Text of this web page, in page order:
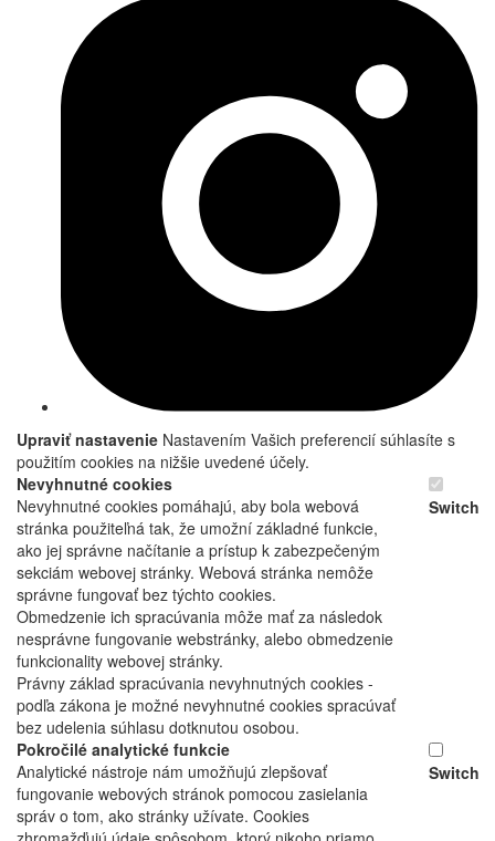
Upraviť nastavenie Nastavením Vašich preferencií súhlasíte s
použitím cookies na nižšie uvedené účely.
Nevyhnutné cookies
Nevyhnutné cookies pomáhajú, aby bola webová
stránka použiteľná tak, že umožní základné funkcie,
ako jej správne načítanie a prístup k zabezpečeným
sekciám webovej stránky. Webová stránka nemôže
správne fungovať bez týchto cookies.
Obmedzenie ich spracúvania môže mať za následok
nesprávne fungovanie webstránky, alebo obmedzenie
funkcionality webovej stránky.
Právny základ spracúvania nevyhnutných cookies -
podľa zákona je možné nevyhnutné cookies spracúvať
bez udelenia súhlasu dotknutou osobou.
Switch
Pokročilé analytické funkcie
Analytické nástroje nám umožňujú zlepšovať
fungovanie webových stránok pomocou zasielania
správ o tom, ako stránky užívate. Cookies
Switch